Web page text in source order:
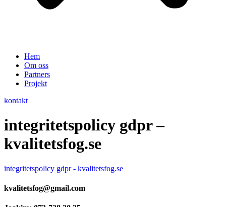
Hem
Om oss
Partners
Projekt
kontakt
integritetspolicy gdpr –
kvalitetsfog.se
integritetspolicy gdpr - kvalitetsfog.se
kvalitetsfog@gmail.com